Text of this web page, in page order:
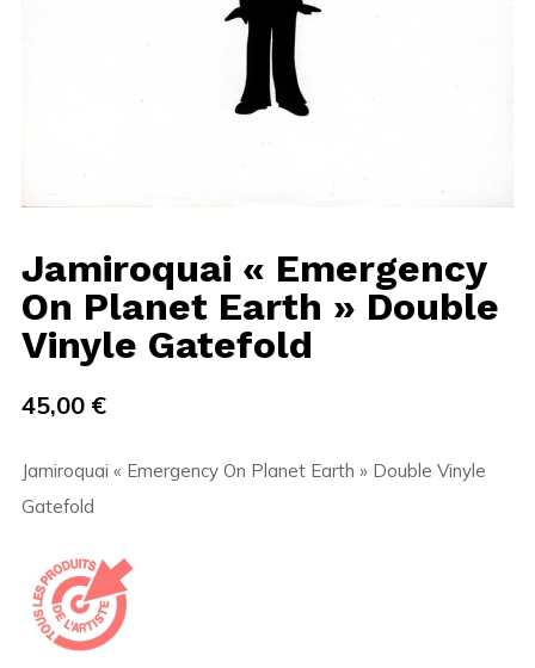
Jamiroquai « Emergency
On Planet Earth » Double
Vinyle Gatefold
45,00 €
Jamiroquai « Emergency On Planet Earth » Double Vinyle
Gatefold